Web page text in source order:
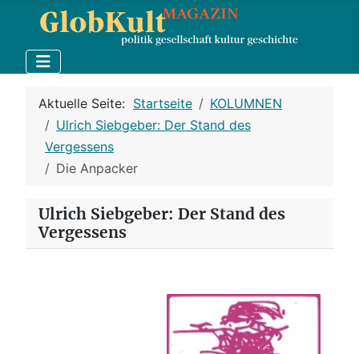
Aktuelle Seite: Startseite
KOLUMNEN
Ulrich Siebgeber: Der Stand des
Vergessens
Die Anpacker
Ulrich Siebgeber: Der Stand des
Vergessens